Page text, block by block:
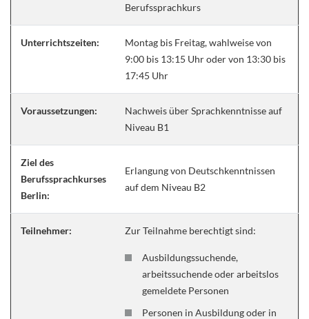
Berufssprachkurs
Unterrichtszeiten:
Montag bis Freitag, wahlweise von
9:00 bis 13:15 Uhr oder von 13:30 bis
17:45 Uhr
Voraussetzungen:
Nachweis über Sprachkenntnisse auf
Niveau B1
Ziel des
Berufssprachkurses
Berlin:
Erlangung von Deutschkenntnissen
auf dem Niveau B2
Teilnehmer: Zur Teilnahme berechtigt sind:
Ausbildungssuchende,
arbeitssuchende oder arbeitslos
gemeldete Personen
Personen in Ausbildung oder in